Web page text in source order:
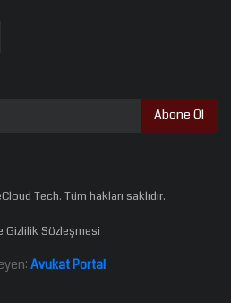
Abone Ol
Tech. Tüm hakları saklıdır.
Gizlilik Sözleşmesi
Avukat Portal